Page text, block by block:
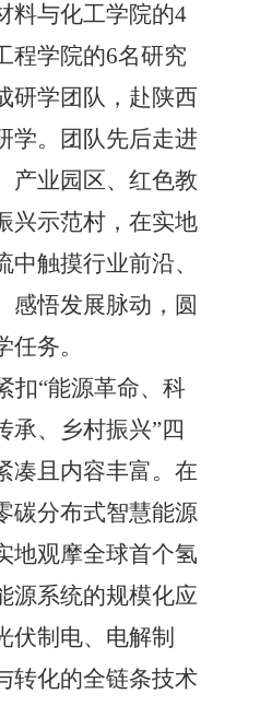
料与化工学院的4
程学院的6名研究
研学团队，赴陕西
学。团队先后走进
产业园区、红色教
兴示范村，在实地
中触摸行业前沿、
感悟发展脉动，圆
务。
扣“能源革命、科
承、乡村振兴”四
凑且内容丰富。在
碳分布式智慧能源
地观摩全球首个氢
源系统的规模化应
伏制电、电解制
转化的全链条技术